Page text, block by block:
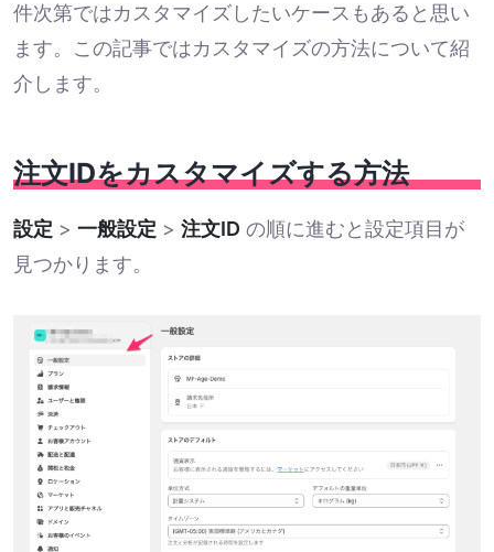
件次第ではカスタマイズしたいケースもあると思い
ます。この記事ではカスタマイズの方法について紹
介します。
注文IDをカスタマイズする方法
設定 > 一般設定 > 注文ID の順に進むと設定項目が
見つかります。